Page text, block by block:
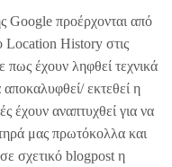
Google προέρχονται από
Location History στις
πως έχουν ληφθεί τεχνικά
εκτεθεί η
έχουν αναπτυχθεί για να
μας πρωτόκολλα και
σε σχετικό blogpost η